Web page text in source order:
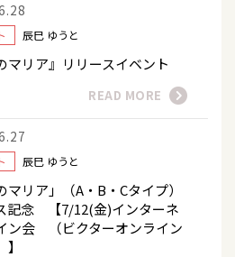
辰巳 ゆうと
マリア』リリースイベント
READ MORE
辰巳 ゆうと
マリア」（A・B・Cタイプ）
記念 【7/12(金)インターネ
ン会 （ビクターオンライン